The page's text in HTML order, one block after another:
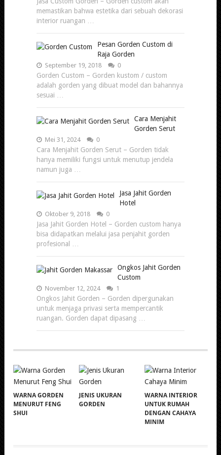
memastikan bahwa estetika dari sebuah dekorasi
interior ruangan …
Pesan Gorden Custom di
Raja Gorden
September 19, 2018 0
Gorden Custom – Gorden kustom / custom
adalah gorden yang dibuat model dan bahannya
sesuai …
Cara Menjahit
Gorden Serut
Mei 31, 2024 0
Cara Menjahit Gorden Serut – Gorden tidak
hanya memiliki fungsi untuk menutup jendela
namun juga …
Jasa Jahit Gorden
Hotel
Oktober 9, 2018 0
Jasa Jahit Gorden Hotel – Gorden custom hanya
bisa didapatkan melalui jasa penjahit gorden
profesional …
Ongkos Jahit Gorden
Custom
November 12, 2024 1
Ongkos Jahit Gorden – Gorden dipergunakan
untuk menjaga privasi serta mempercantik
ruangan. Gorden dapat dipasang …
WARNA GORDEN
MENURUT FENG
SHUI
JENIS UKURAN
GORDEN
WARNA INTERIOR
UNTUK RUMAH
DENGAN CAHAYA
MINIM